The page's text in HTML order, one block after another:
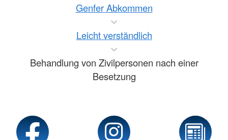
Genfer Abkommen
Leicht verständlich
Behandlung von Zivilpersonen nach einer
Besetzung